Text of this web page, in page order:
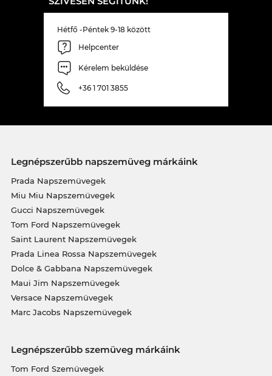
Hétfő -Péntek 9-18 között
Helpcenter
Kérelem beküldése
+36 1 701 3855
Legnépszerűbb napszemüveg márkáink
Prada Napszemüvegek
Miu Miu Napszemüvegek
Gucci Napszemüvegek
Tom Ford Napszemüvegek
Saint Laurent Napszemüvegek
Prada Linea Rossa Napszemüvegek
Dolce & Gabbana Napszemüvegek
Maui Jim Napszemüvegek
Versace Napszemüvegek
Marc Jacobs Napszemüvegek
Legnépszerűbb szemüveg márkáink
Tom Ford Szemüvegek